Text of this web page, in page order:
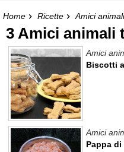
Home Ricette Amici animali
3 Amici animali
Biscotti
Amici
Pappa di
Amici